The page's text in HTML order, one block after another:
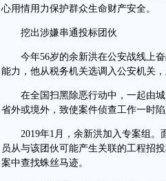
心用情用力保护群众生命财产安全。
挖出涉嫌串通投标团伙
今年56岁的余新洪在公安战线上奋
能力，他从税务机关选调入公安机关
在全国扫黑除恶行动中，一起由城
省外或境外，致使案件侦查工作一时陷
2019年1月，余新洪加入专案组。
员从与该团伙可能产生关联的工程招
案中查找蛛丝马迹。